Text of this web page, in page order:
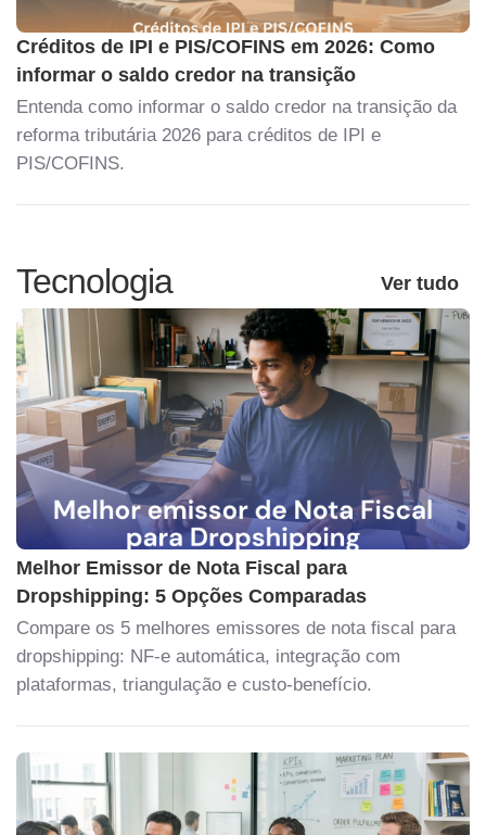
Créditos de IPI e PIS/COFINS em 2026: Como
informar o saldo credor na transição
Entenda como informar o saldo credor na transição da
reforma tributária 2026 para créditos de IPI e
PIS/COFINS.
Tecnologia Ver tudo
Melhor Emissor de Nota Fiscal para
Dropshipping: 5 Opções Comparadas
Compare os 5 melhores emissores de nota fiscal para
dropshipping: NF-e automática, integração com
plataformas, triangulação e custo-benefício.